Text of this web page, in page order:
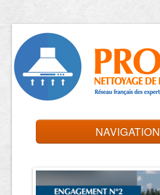
NAVIGATION
Trouver votre entreprise